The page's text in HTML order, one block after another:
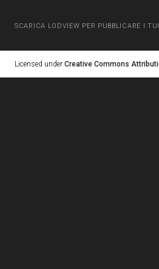
SCARICA LODVIEW PER PUBBLICARE I
Licensed under Creative Commons